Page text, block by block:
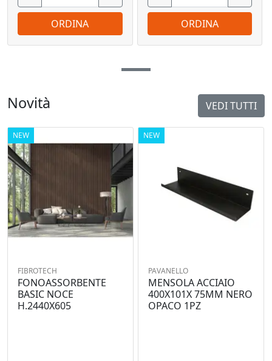
Novità VEDI TUTTI
NEW
FIBROTECH
FONOASSORBENTE
BASIC NOCE
H.2440X605
NEW
PAVANELLO
MENSOLA ACCIAIO
400X101X 75MM NERO
OPACO 1PZ
ORDINA ORDINA